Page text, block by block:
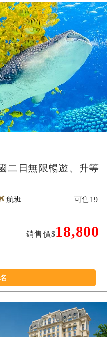
二日無限暢遊、升等
航班
銷售價$18,800
可售19